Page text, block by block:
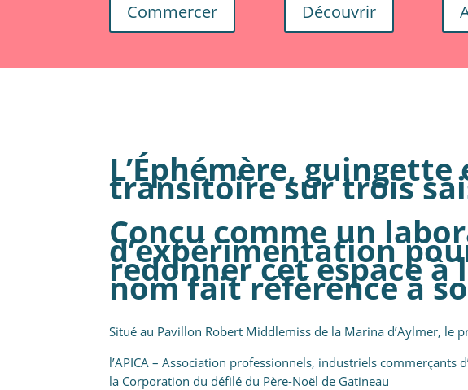
Commercer Découvrir
L’Éphémère,
transitoire sur trois
Conçu comme un
d’expérimentation
redonner cet espace
nom fait référence à
Situé au Pavillon Robert Middlemiss de la Marina d’Aylmer, le
l’APICA – Association professionnels, industriels commerçants
la Corporation du défilé du Père-Noël de Gatineau